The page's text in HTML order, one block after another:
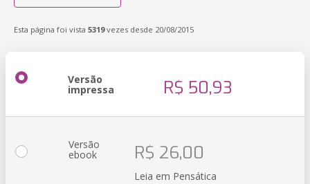
Esta página foi vista 5319vezes desde 20/08/2015
Versão
impressa R$ 50,93
Versão
ebook R$ 26,00
Leia em Pensática